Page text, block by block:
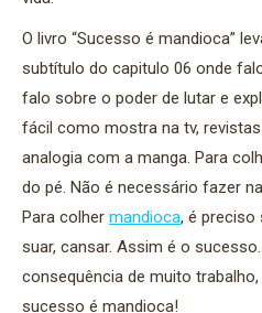
O livro “Sucesso é mandioca”
subtítulo do capitulo 06 onde
falo sobre o poder de lutar e
fácil como mostra na tv,
analogia com a manga. Para
do pé. Não é necessário fazer
Para colher mandioca, é preciso
suar, cansar. Assim é o
consequência de muito
sucesso é mandioca!